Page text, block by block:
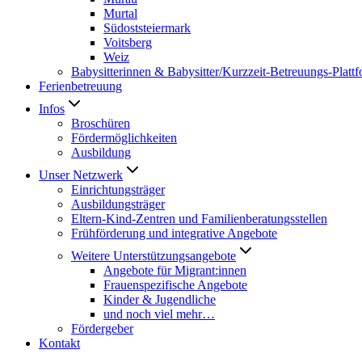
Murtal
Südoststeiermark
Voitsberg
Weiz
Babysitterinnen & Babysitter/Kurzzeit-Betreuungs-
Ferienbetreuung
Infos
Broschüren
Fördermöglichkeiten
Ausbildung
Unser Netzwerk
Einrichtungsträger
Ausbildungsträger
Eltern-Kind-Zentren und Familienberatungsstellen
Frühförderung und integrative Angebote
Weitere Unterstützungsangebote
Angebote für Migrant:innen
Frauenspezifische Angebote
Kinder & Jugendliche
und noch viel mehr…
Fördergeber
Kontakt